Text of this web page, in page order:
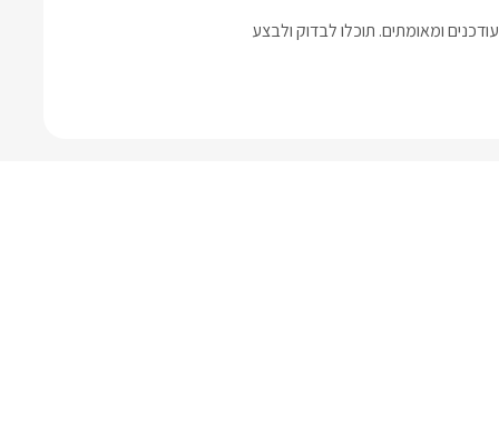
ומאומתים. תוכלו לבדוק ולבצע